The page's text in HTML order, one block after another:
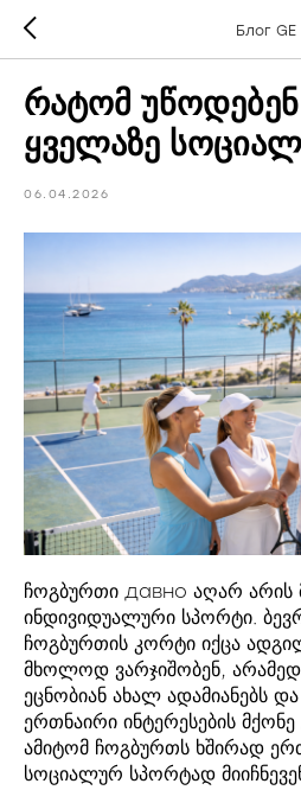
Блог GE
რატომ
ყველაზე
06.04.2026
ჩოგბურთი давно აღარ
ინდივიდუალური სპორტი.
ჩოგბურთის კორტი იქცა
მხოლოდ ვარჯიშობენ,
ეცნობიან ახალ ადამიანებს
ერთნაირი ინტერესების
ამიტომ ჩოგბურთს ხშირად
სოციალურ სპორტად